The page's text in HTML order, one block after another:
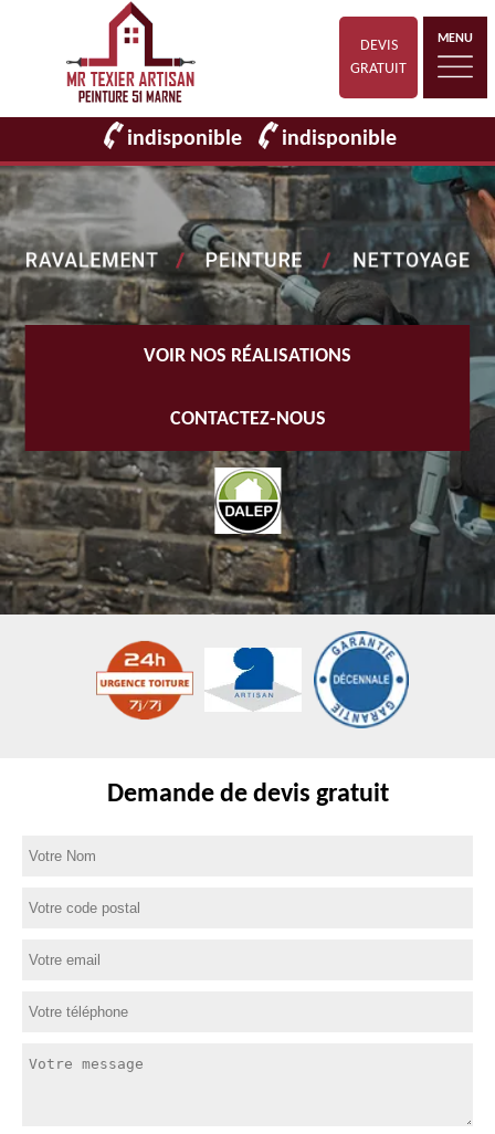
DEVIS
GRATUIT
MENU
indisponible indisponible
VOIR NOS RÉALISATIONS
CONTACTEZ-NOUS
Demande de devis gratuit